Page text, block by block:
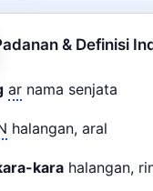
Kamus Bahasa
& Definisi
ar nama senjata
halangan, aral
kara halangan,